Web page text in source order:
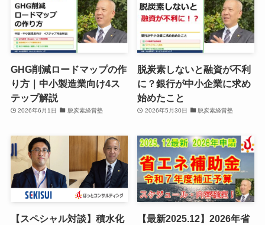
GHG削減ロードマップの作
り方｜中小製造業向け4ス
テップ解説
2026年6月1日 脱炭素経営塾
脱炭素しないと融資が不利
に？銀行が中小企業に求め
始めたこと
2026年5月30日 脱炭素経営塾
【スペシャル対談】積水化
【最新2025.12】2026年省